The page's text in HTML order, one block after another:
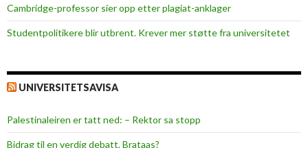
Cambridge-professor sier opp etter plagiat-anklager
Studentpolitikere blir utbrent. Krever mer støtte fra universitetet
UNIVERSITETSAVISA
Palestinaleiren er tatt ned: – Rektor sa stopp
Bidrag til en verdig debatt, Brataas?